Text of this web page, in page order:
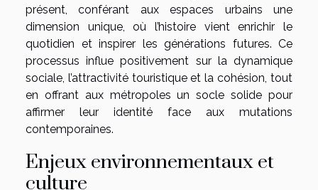
présent, conférant aux espaces urbains une
dimension unique, où l’histoire vient enrichir le
quotidien et inspirer les générations futures. Ce
processus influe positivement sur la dynamique
sociale, l’attractivité touristique et la cohésion, tout
en offrant aux métropoles un socle solide pour
affirmer leur identité face aux mutations
contemporaines.
Enjeux environnementaux et
culture